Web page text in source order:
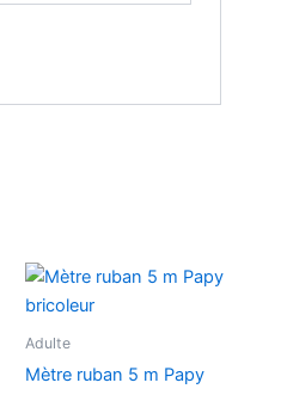
produit
plusieurs
Adulte
Mètre ruban 5 m Papy